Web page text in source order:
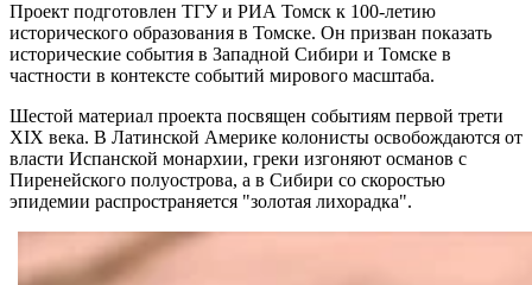
Проект подготовлен ТГУ и РИА Томск к 100-летию
исторического образования в Томске. Он призван показать
исторические события в Западной Сибири и Томске в
частности в контексте событий мирового масштаба.
Шестой материал проекта посвящен событиям первой трети
XIX века. В Латинской Америке колонисты освобождаются от
власти Испанской монархии, греки изгоняют османов с
Пиренейского полуострова, а в Сибири со скоростью
эпидемии распространяется "золотая лихорадка".